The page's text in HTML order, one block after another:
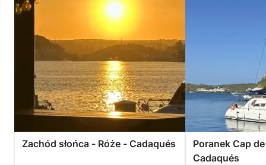
Zachód słońca - Róże - Cadaqués
Poranek Cap
Cadaqués